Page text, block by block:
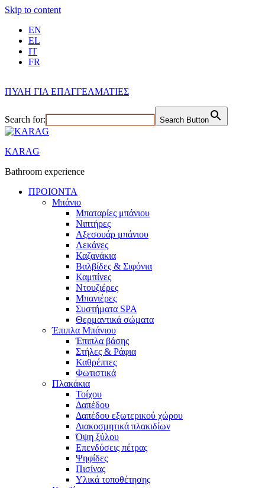
Skip to content
EN
EL
IT
FR
ΠΥΛΗ ΓΙΑ ΕΠΑΓΓΕΛΜΑΤΙΕΣ
Search for: Search Button
KARAG
Bathroom experience
ΠΡΟΙΟΝΤΑ
Μπάνιο
Μπαταρίες μπάνιου
Νιπτήρες
Αξεσουάρ μπάνιου
Λεκάνες
Καζανάκια
Βαλβίδες & Σιφόνια
Καμπίνες
Ντουζιέρες
Μπανιέρες
Συστήματα SPA
Θερμαντικά σώματα
Έπιπλα Μπάνιου
Έπιπλα βάσης
Στήλες & Ράφια
Καθρέπτες
Φωτιστικά
Πλακάκια
Τοίχου
Δαπέδου
Δαπέδου εξωτερικού χώρου
Διακοσμητικά πλακιδίων
Όψη ξύλου
Επενδύσεις πέτρας
Ψηφίδες
Πισίνας
Υλικά τοποθέτησης